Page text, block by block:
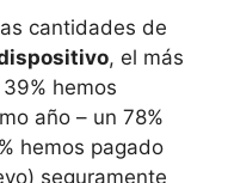
cantidades de
, el más
hemos
año – un 78%
hemos pagado
seguramente